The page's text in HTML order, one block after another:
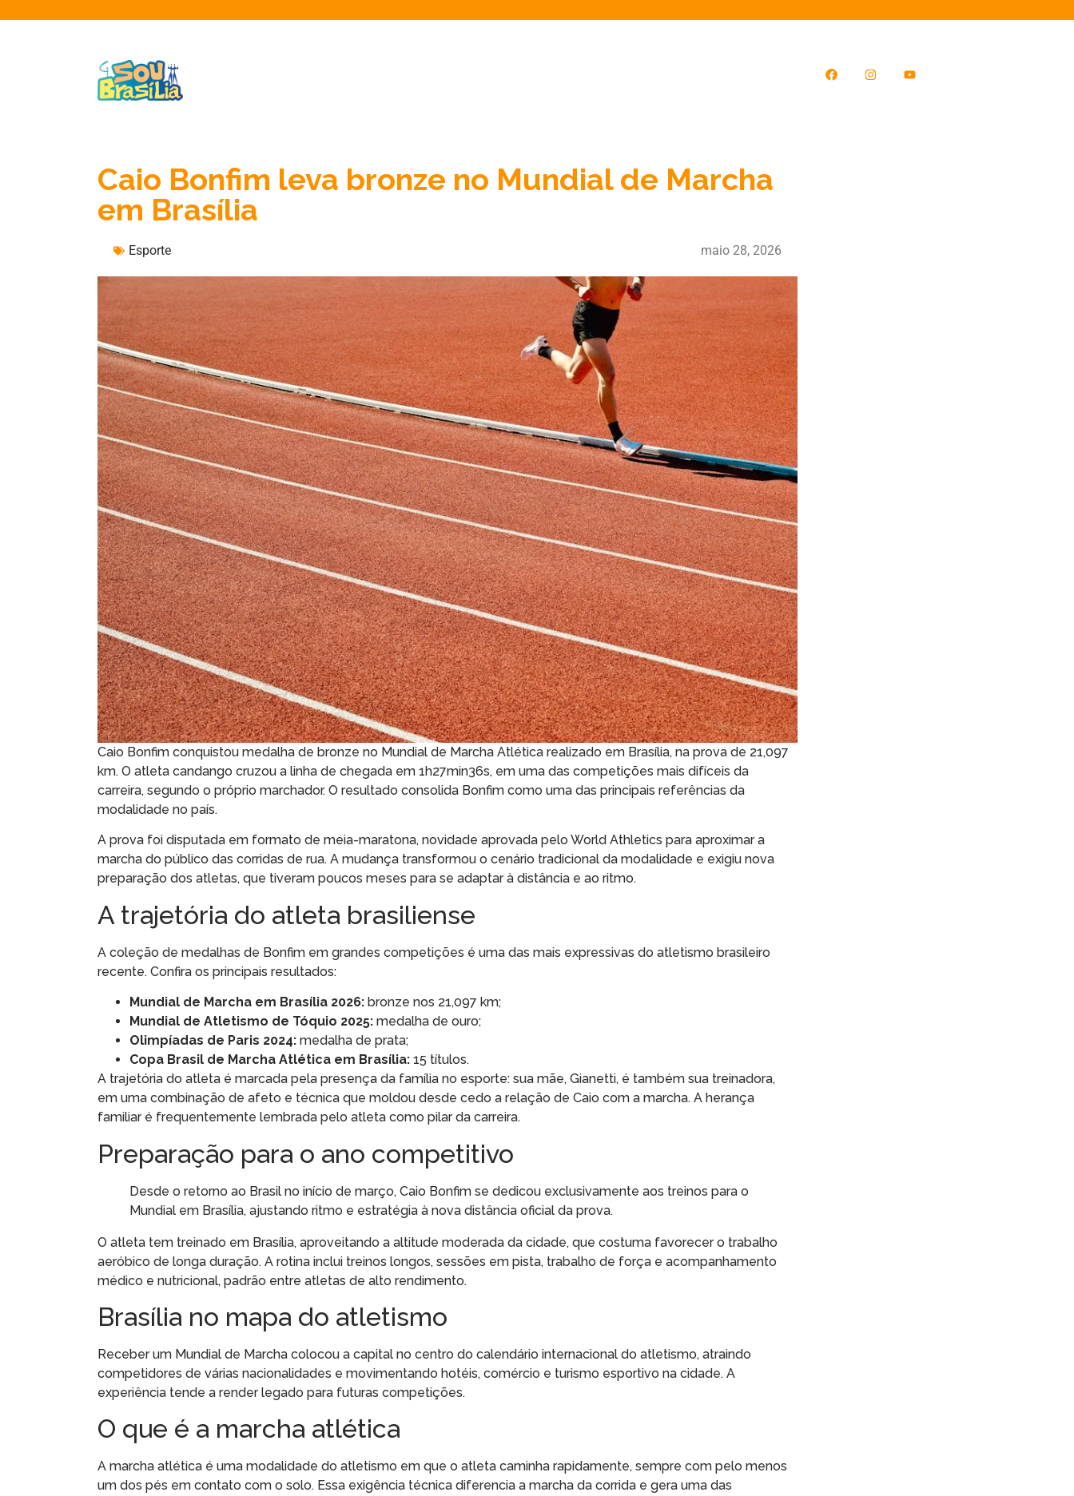
Caio Bonfim leva bronze no Mundial de Marcha
em Brasília
Esporte maio 28, 2026
Caio Bonfim conquistou medalha de bronze no Mundial de Marcha Atlética realizado em Brasília, na prova de 21,097
km. O atleta candango cruzou a linha de chegada em 1h27min36s, em uma das competições mais difíceis da
carreira, segundo o próprio marchador. O resultado consolida Bonfim como uma das principais referências da
modalidade no país.
A prova foi disputada em formato de meia-maratona, novidade aprovada pelo World Athletics para aproximar a
marcha do público das corridas de rua. A mudança transformou o cenário tradicional da modalidade e exigiu nova
preparação dos atletas, que tiveram poucos meses para se adaptar à distância e ao ritmo.
A trajetória do atleta brasiliense
A coleção de medalhas de Bonfim em grandes competições é uma das mais expressivas do atletismo brasileiro
recente. Confira os principais resultados:
Mundial de Marcha em Brasília 2026: bronze nos 21,097 km;
Mundial de Atletismo de Tóquio 2025: medalha de ouro;
Olimpíadas de Paris 2024: medalha de prata;
Copa Brasil de Marcha Atlética em Brasília: 15 títulos.
A trajetória do atleta é marcada pela presença da família no esporte: sua mãe, Gianetti, é também sua treinadora,
em uma combinação de afeto e técnica que moldou desde cedo a relação de Caio com a marcha. A herança
familiar é frequentemente lembrada pelo atleta como pilar da carreira.
Preparação para o ano competitivo
Desde o retorno ao Brasil no início de março, Caio Bonfim se dedicou exclusivamente aos treinos para o
Mundial em Brasília, ajustando ritmo e estratégia à nova distância oficial da prova.
O atleta tem treinado em Brasília, aproveitando a altitude moderada da cidade, que costuma favorecer o trabalho
aeróbico de longa duração. A rotina inclui treinos longos, sessões em pista, trabalho de força e acompanhamento
médico e nutricional, padrão entre atletas de alto rendimento.
Brasília no mapa do atletismo
Receber um Mundial de Marcha colocou a capital no centro do calendário internacional do atletismo, atraindo
competidores de várias nacionalidades e movimentando hotéis, comércio e turismo esportivo na cidade. A
experiência tende a render legado para futuras competições.
O que é a marcha atlética
A marcha atlética é uma modalidade do atletismo em que o atleta caminha rapidamente, sempre com pelo menos
um dos pés em contato com o solo. Essa exigência técnica diferencia a marcha da corrida e gera uma das